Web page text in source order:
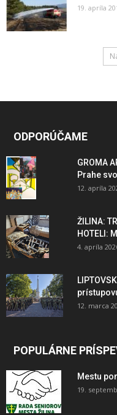
19. apríla
ODPORÚČAME
GROMA
Prahe
12. apríla
ŽILINA:
HOTELI:
4. apríla
12. marca
POPULÁRNE
Mestu
19.